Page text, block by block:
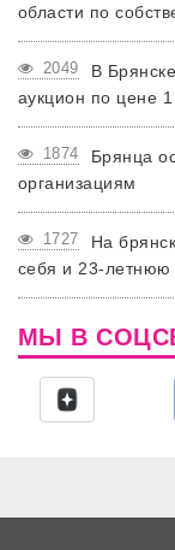
области по
2049
В
аукцион по цене
1874
Брянца
организациям
1727
На
себя и 23-летнюю
МЫ В